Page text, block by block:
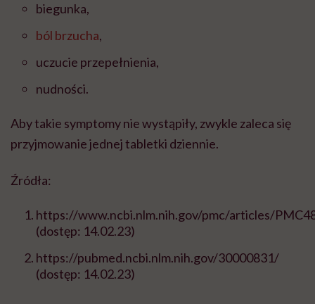
biegunka,
ból brzucha,
uczucie przepełnienia,
nudności.
Aby takie symptomy nie wystąpiły, zwykle zaleca się
przyjmowanie jednej tabletki dziennie.
Źródła:
https://www.ncbi.nlm.nih.gov/pmc/articles/
(dostęp: 14.02.23)
https://pubmed.ncbi.nlm.nih.gov/30000831/
(dostęp: 14.02.23)